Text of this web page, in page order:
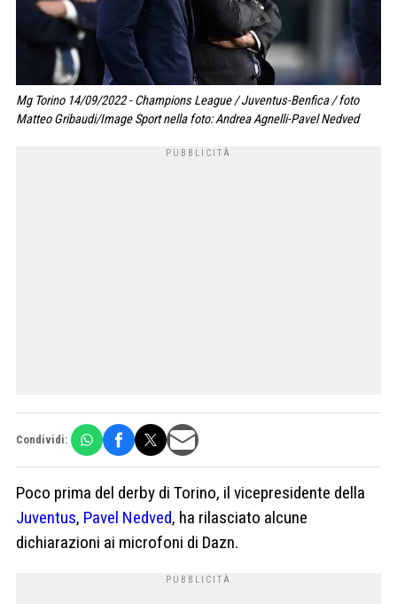
Mg Torino 14/09/2022 - Champions League / Juventus-Benfica / foto
Matteo Gribaudi/Image Sport nella foto: Andrea Agnelli-Pavel Nedved
Condividi:
Poco prima del derby di Torino, il vicepresidente della
Juventus, Pavel Nedved, ha rilasciato alcune
dichiarazioni ai microfoni di Dazn.